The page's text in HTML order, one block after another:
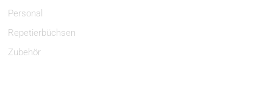
Personal
Repetierbüchsen
Zubehör